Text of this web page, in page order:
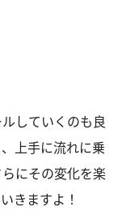
していくのも良
上手に流れに乗
にその変化を楽
きますよ！